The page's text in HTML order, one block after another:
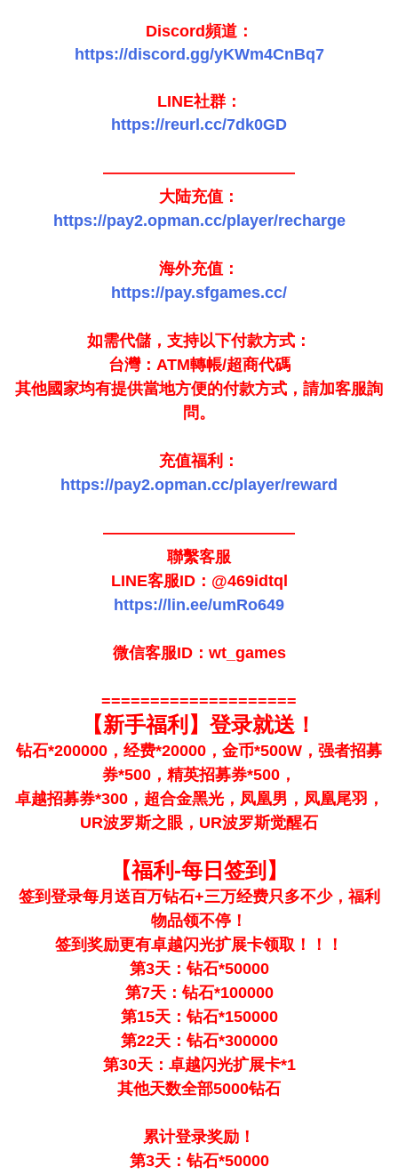
Discord頻道：
https://discord.gg/yKWm4CnBq7
LINE社群：
https://reurl.cc/7dk0GD
————————————
大陆充值：
https://pay2.opman.cc/player/recharge
海外充值：
https://pay.sfgames.cc/
如需代儲，支持以下付款方式：
台灣：ATM轉帳/超商代碼
其他國家均有提供當地方便的付款方式，請加客服詢
問。
充值福利：
https://pay2.opman.cc/player/reward
————————————
聯繫客服
LINE客服ID：@469idtql
https://lin.ee/umRo649
微信客服ID：wt_games
====================
【新手福利】登录就送！
钻石*200000，经费*20000，金币*500W，强者招募
券*500，精英招募券*500，
卓越招募券*300，超合金黑光，凤凰男，凤凰尾羽，
UR波罗斯之眼，UR波罗斯觉醒石
【福利-每日签到】
签到登录每月送百万钻石+三万经费只多不少，福利
物品领不停！
签到奖励更有卓越闪光扩展卡领取！！！
第3天：钻石*50000
第7天：钻石*100000
第15天：钻石*150000
第22天：钻石*300000
第30天：卓越闪光扩展卡*1
其他天数全部5000钻石
累计登录奖励！
第3天：钻石*50000